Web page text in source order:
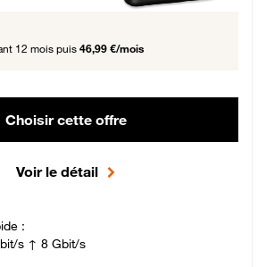
12 mois puis 46,99 €/mois
Choisir cette offre
Voir le détail
:
s ↑ 8 Gbit/s